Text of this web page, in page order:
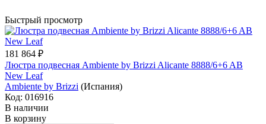
Быстрый просмотр
181 864 ₽
Люстра подвесная Ambiente by Brizzi Alicante 8888/6+6 AB
New Leaf
Ambiente by Brizzi (Испания)
Код: 016916
В наличии
В корзину